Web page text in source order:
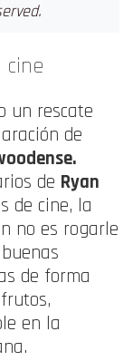
cine
un rescate
de
.
de Ryan
de cine, la
no es rogarle
de forma
en la